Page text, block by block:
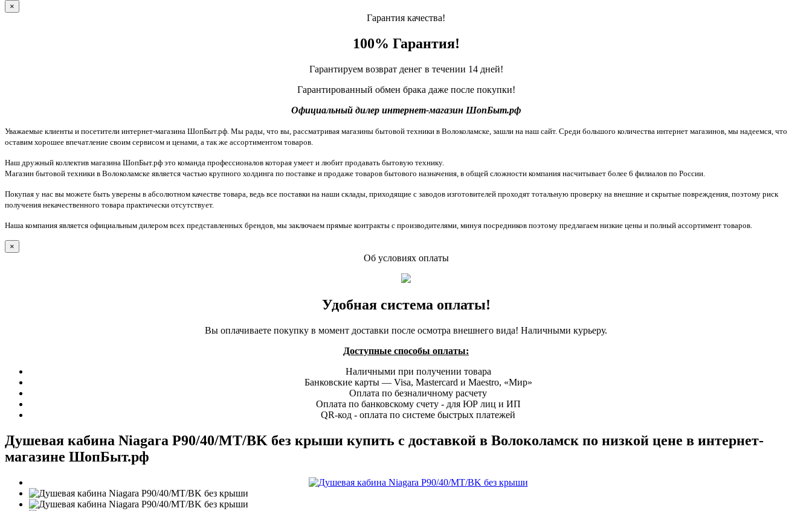
×
Гарантия качества!
100% Гарантия!
Гарантируем возврат денег в течении 14 дней!
Гарантированный обмен брака даже после покупки!
Официальный дилер интернет-магазин ШопБыт.рф
Уважаемые клиенты и посетители интернет-магазина ШопБыт.рф. Мы рады, что вы, рассматривая магазины бытовой техники в Волоколамске, зашли на наш сайт. Среди большого количества интернет магазинов, мы надеемся, что
оставим хорошее впечатление своим сервисом и ценами, а так же ассортиментом товаров.
Наш дружный коллектив магазина ШопБыт.рф это команда профессионалов которая умеет и любит продавать бытовую технику.
Магазин бытовой техники в Волоколамске является частью крупного холдинга по поставке и продаже товаров бытового назначения, в общей сложности компания насчитывает более 6 филиалов по России.
Покупая у нас вы можете быть уверены в абсолютном качестве товара, ведь все поставки на наши склады, приходящие с заводов изготовителей проходят тотальную проверку на внешние и скрытые повреждения, поэтому риск
получения некачественного товара практически отсутствует.
Наша компания является официальным дилером всех представленных брендов, мы заключаем прямые контракты с производителями, минуя посредников поэтому предлагаем низкие цены и полный ассортимент товаров.
×
Об условиях оплаты
Удобная система оплаты!
Вы оплачиваете покупку в момент доставки после осмотра внешнего вида! Наличными курьеру.
Доступные способы оплаты:
Наличными при получении товара
Банковские карты — Visa, Mastercard и Maestro, «Мир»
Оплата по безналичному расчету
Оплата по банковскому счету - для ЮР лиц и ИП
QR-код - оплата по системе быстрых платежей
Душевая кабина Niagara P90/40/MT/BK без крыши купить с доставкой в Волоколамск по низкой цене в интернет-
магазине ШопБыт.рф